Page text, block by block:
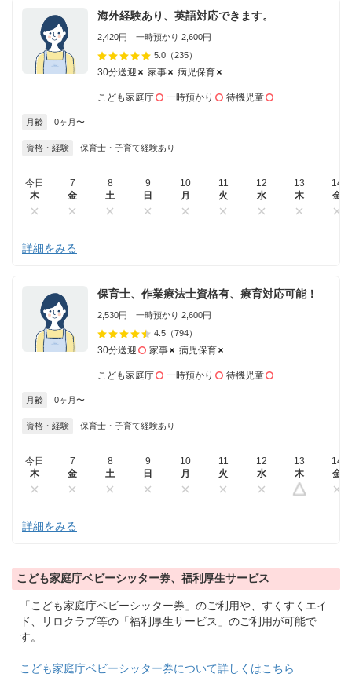
海外経験あり、英語対応できます。
2,420円 一時預かり 2,600円
5.0 （235）
30分送迎 家事 病児保育
こども家庭庁 一時預かり 待機児童
月齢 0ヶ月〜
資格・経験 保育士・子育て経験あり
今日
木
7
金
8
土
9
日
10
月
11
火
12
水
13
木
14
金
詳細をみる
保育士、作業療法士資格有、療育対応可能！
2,530円 一時預かり 2,600円
4.5 （794）
30分送迎 家事 病児保育
こども家庭庁 一時預かり 待機児童
月齢 0ヶ月〜
資格・経験 保育士・子育て経験あり
今日
木
7
金
8
土
9
日
10
月
11
火
12
水
13
木
14
金
詳細をみる
こども家庭庁ベビーシッター券、福利厚生サービス
「こども家庭庁ベビーシッター券」のご利用や、すくすくエイ
ド、リロクラブ等の「福利厚生サービス」のご利用が可能で
す。
こども家庭庁ベビーシッター券について詳しくはこちら